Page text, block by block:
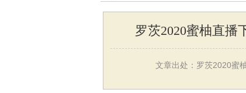
罗茨2020蜜柚直播
文章出处：罗茨2020蜜